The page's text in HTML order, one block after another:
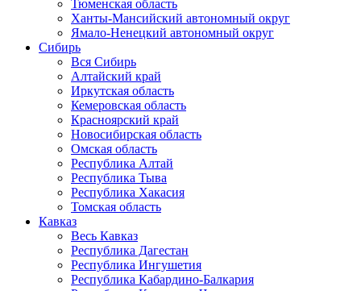
Тюменская область
Ханты-Мансийский автономный округ
Ямало-Ненецкий автономный округ
Сибирь
Вся Сибирь
Алтайский край
Иркутская область
Кемеровская область
Красноярский край
Новосибирская область
Омская область
Республика Алтай
Республика Тыва
Республика Хакасия
Томская область
Кавказ
Весь Кавказ
Республика Дагестан
Республика Ингушетия
Республика Кабардино-Балкария